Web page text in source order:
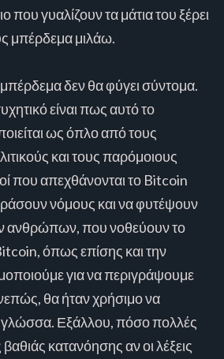
που γυαλίζουν τα μάτια του ξέρει
μπέρδεμα μιλάω.
δεν θα φύγει σύντομα.
είναι πως αυτό το
ως όπλο από τους
και τους παρόμοιους
που απεχθάνονται το Bitcoin
νόμους και να φυτέψουν
ανθρώπων, που νοθεύουν το
όπως επίσης και την
για να περιγράψουμε
θα ήταν χρήσιμο να
γλώσσα. Εξάλλου, πόσο πολλές
βαθιάς κατανόησης αν οι λέξεις